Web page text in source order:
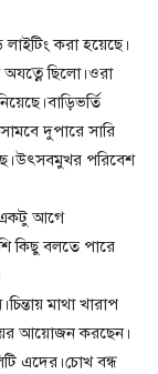
লাইটিং করা হয়েছে।
ছিলো।ওরা
দুপারে সারি
পরিবেশ
একটু আগে
কিছু বলতে পারে
মাথা খারাপ
আয়োজন করছেন।
এদের।চোখ বন্ধ